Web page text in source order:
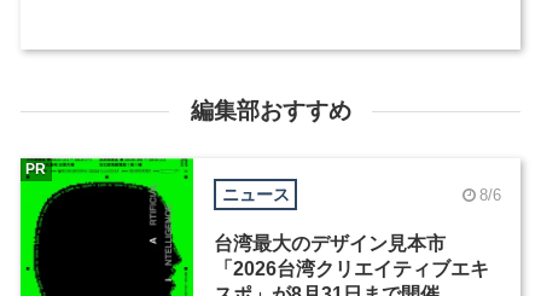
編集部おすすめ
ニュース 8/6
台湾最大のデザイン見本市
「2026台湾クリエイティブエキ
PR